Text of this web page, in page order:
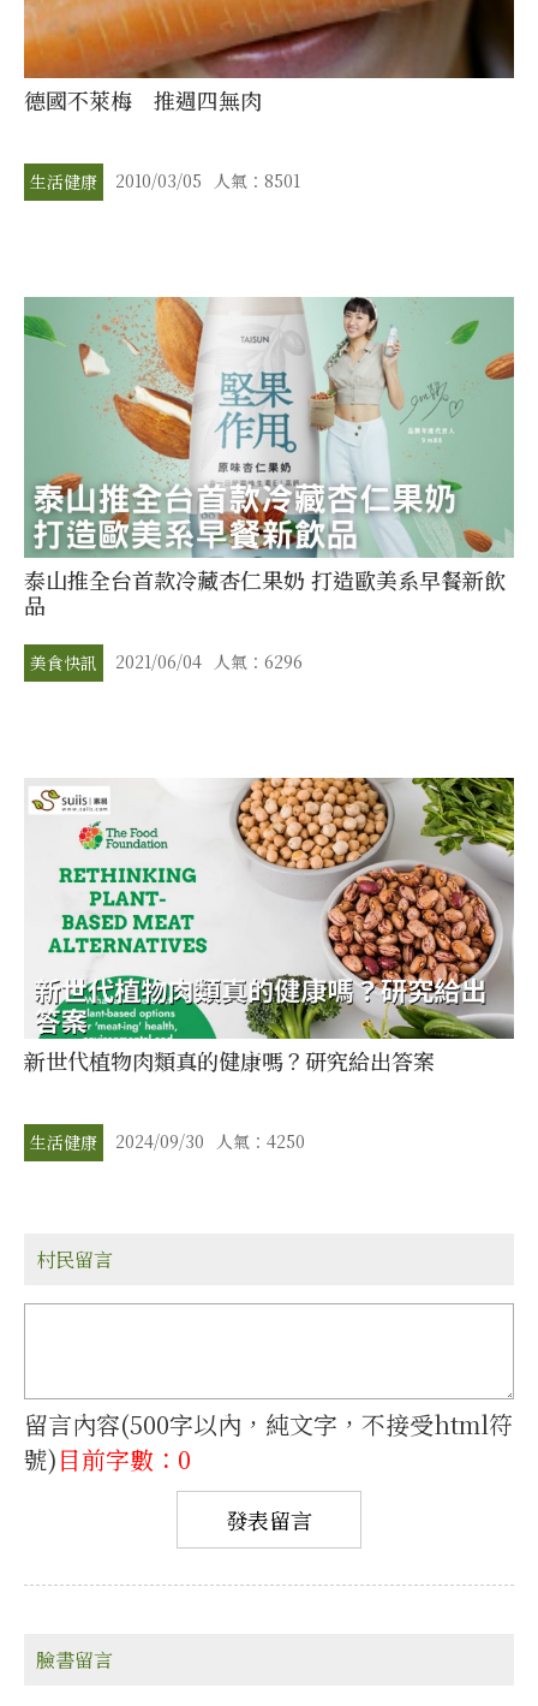
德國不萊梅 推週四無肉
生活健康 2010/03/05 人氣：8501
泰山推全台首款冷藏杏仁果奶 打造歐美系早餐新飲
品
美食快訊 2021/06/04 人氣：6296
新世代植物肉類真的健康嗎？研究給出答案
生活健康 2024/09/30 人氣：4250
村民留言
留言內容(500字以內，純文字，不接受html符
號)目前字數：0
臉書留言